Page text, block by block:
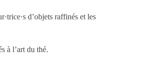
d’objets raffinés et les
à l’art du thé.